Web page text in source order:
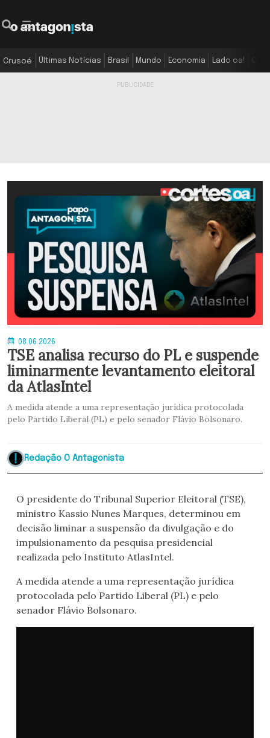
Crusoé Últimas Notícias Brasil Mundo Economia Lado oa!
08.06.2026
TSE analisa recurso do PL e suspende
liminarmente levantamento eleitoral
da AtlasIntel
A medida atende a uma representação jurídica protocolada
pelo Partido Liberal (PL) e pelo senador Flávio Bolsonaro.
Redação O Antagonista
O presidente do Tribunal Superior Eleitoral (TSE),
ministro Kassio Nunes Marques, determinou em
decisão liminar a suspensão da divulgação e do
impulsionamento da pesquisa presidencial
realizada pelo Instituto AtlasIntel.
A medida atende a uma representação jurídica
protocolada pelo Partido Liberal (PL) e pelo
senador Flávio Bolsonaro.